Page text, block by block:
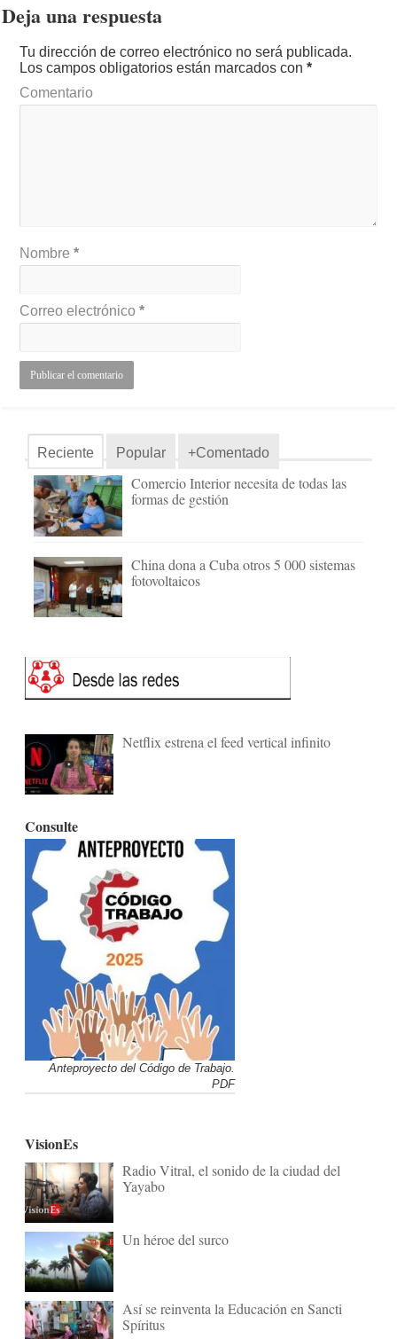
Deja una respuesta
Tu dirección de correo electrónico no será publicada.
Los campos obligatorios están marcados con*
Comentario
Nombre*
Correo electrónico*
Reciente Popular +Comentado
Comercio Interior necesita de todas las
formas de gestión
China dona a Cuba otros 5 000 sistemas
fotovoltaicos
Netflix estrena el feed vertical infinito
Consulte
Anteproyecto del Código de Trabajo.
PDF
VisionEs
Radio Vitral, el sonido de la ciudad del
Yayabo
Un héroe del surco
Así se reinventa la Educación en Sancti
Spíritus